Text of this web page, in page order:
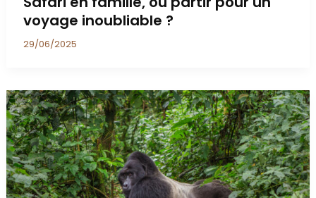
voyage inoubliable ?
29/06/2025